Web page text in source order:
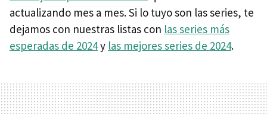
actualizando mes a mes. Si lo tuyo son las series, te
dejamos con nuestras listas con las series más
esperadas de 2024y las mejores series de 2024.